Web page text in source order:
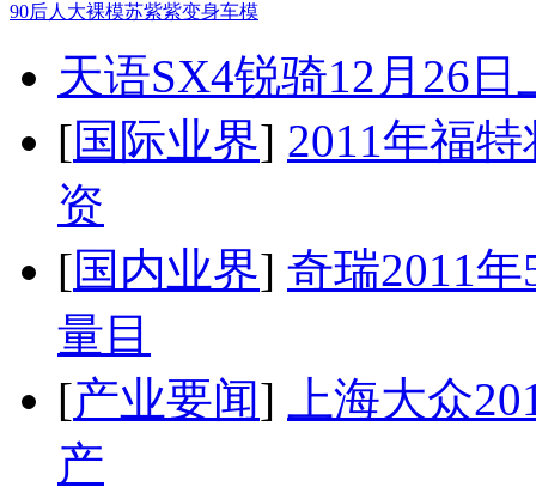
90后人大裸模苏紫紫变身车模
天语SX4锐骑12月26
[国际业界] 2011年福
资
[国内业界] 奇瑞2011
量目
[产业要闻]
上海大众
产